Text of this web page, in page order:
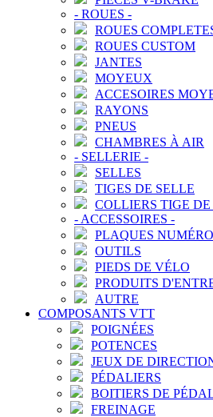
- ROUES -
ROUES
ROUES CUSTOM
JANTES
MOYEUX
ACCESOIRES
RAYONS
PNEUS
CHAMBRES À AIR
- SELLERIE -
SELLES
TIGES DE SELLE
COLLIERS TIGE DE
- ACCESSOIRES -
PLAQUES
OUTILS
PIEDS DE VÉLO
PRODUITS
AUTRE
COMPOSANTS VTT
POIGNÉES
POTENCES
JEUX DE
PÉDALIERS
BOITIERS DE
FREINAGE